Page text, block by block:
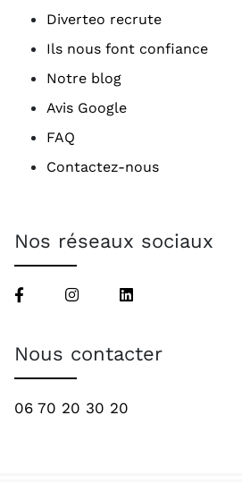
Diverteo recrute
Ils nous font confiance
Notre blog
Avis Google
FAQ
Contactez-nous
Nos réseaux sociaux
Nous contacter
06 70 20 30 20